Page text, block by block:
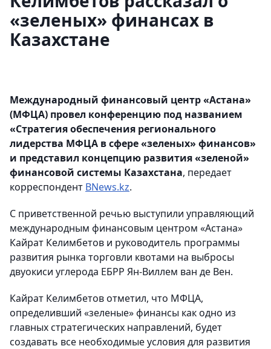
«зеленых» финансах в
Казахстане
Международный финансовый центр «Астана»
(МФЦА) провел конференцию под названием
«Стратегия обеспечения регионального
лидерства МФЦА в сфере «зеленых» финансов»
и представил концепцию развития «зеленой»
финансовой системы Казахстана, передает
корреспондент BNews.kz.
С приветственной речью выступили управляющий
международным финансовым центром «Астана»
Кайрат Келимбетов и руководитель программы
развития рынка торговли квотами на выбросы
двуокиси углерода ЕБРР Ян-Виллем ван де Вен.
Кайрат Келимбетов отметил, что МФЦА,
определивший «зеленые» финансы как одно из
главных стратегических направлений, будет
создавать все необходимые условия для развития